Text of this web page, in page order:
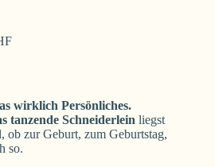
wirklich Persönliches.
tanzende Schneiderlein liegst
ob zur Geburt, zum Geburtstag,
so.